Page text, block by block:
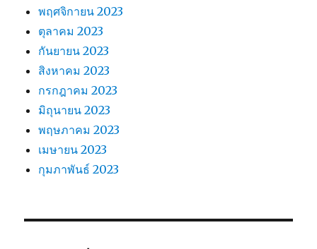
พฤศจิกายน 2023
ตุลาคม 2023
กันยายน 2023
สิงหาคม 2023
กรกฎาคม 2023
มิถุนายน 2023
พฤษภาคม 2023
เมษายน 2023
กุมภาพันธ์ 2023